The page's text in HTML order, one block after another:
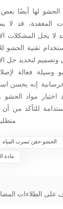
الحشو لها أيضًا
المعقدة، قد لا
لا يحل المشكلات
تقنية الحشو
وسيلة فعالة
إنه يحسن
مواد الحشو
للتأكد من
متطلبات الحلقة الخضراء.
الحشو حقن تسرب المياه
مادة
على الطلاءات